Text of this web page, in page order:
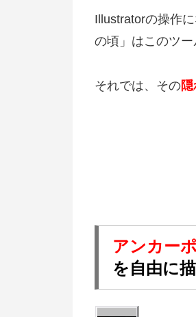
Illustratorの操作
の頃」はこのツー
それでは、その
アンカー
を自由に